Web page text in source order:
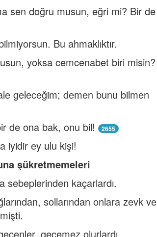
sen doğru musun, eğri mi? Bir de
Bu ahmaklıktır.
yoksa cemcenabet biri misin?
geleceğim; demen bunu bilmen
de ona bak, onu bil!
2655
iyidir ey ulu kişi!
şükretmemeleri
sebeplerinden kaçarlardı.
sollarından onlara zevk ve
geçemez olurlardı.